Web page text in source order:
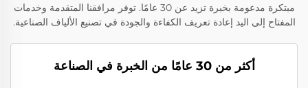
مبتكرة مدعومة بخبرة تزيد عن 30 عامًا. توفر مرافقنا المتقدمة وخدمات
المفتاح إلى اليد إعادة تعريف الكفاءة والجودة في تصنيع الألياف الصناعية.
أكثر من 30 عامًا من الخبرة في الصناعة